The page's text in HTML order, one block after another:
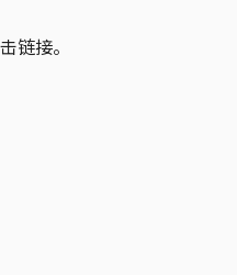
链接。